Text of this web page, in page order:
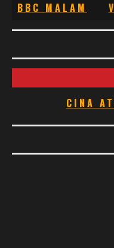
BBC MALAM
CINA